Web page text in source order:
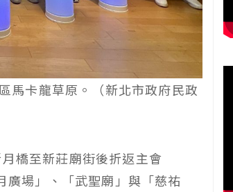
馬卡龍草原。（新北市政府民政
橋至新莊廟街後折返主會
廣場」、「武聖廟」與「慈祐